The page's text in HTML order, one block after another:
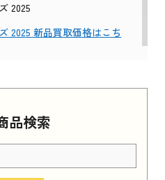
品検索
2025
2025 新品買取価格はこち
11 2025 新品買取価格はこ